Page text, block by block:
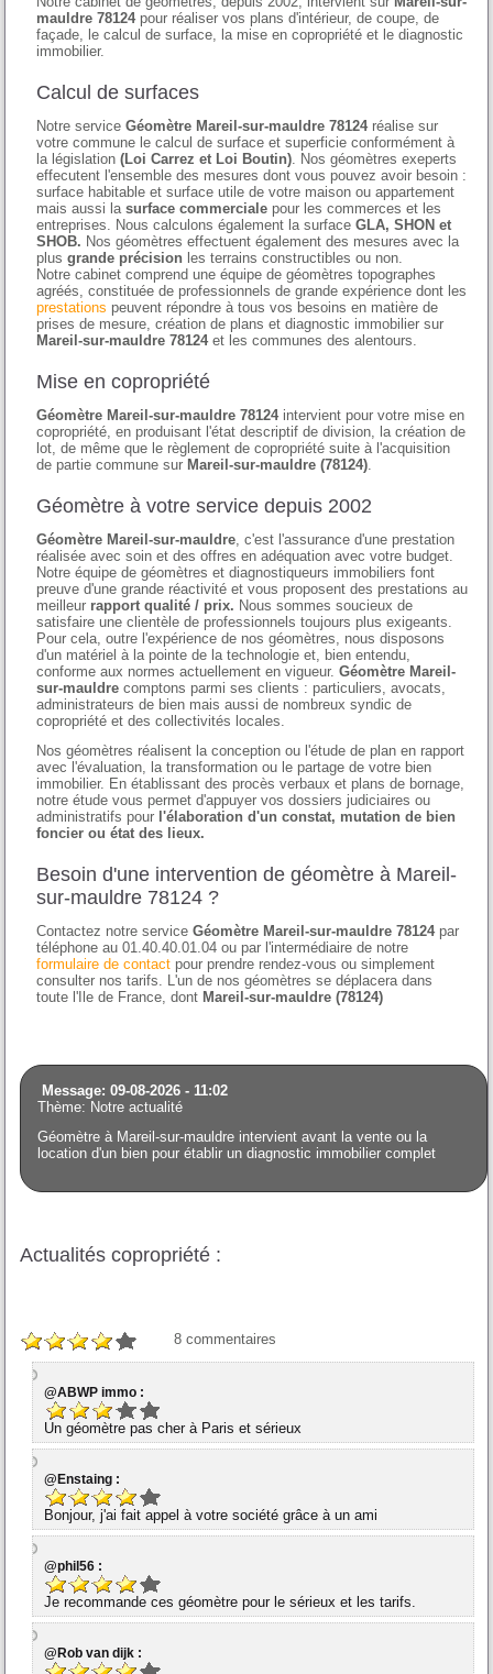
mauldre 78124pour réaliser vos plans d'intérieur, de coupe, de
façade, le calcul de surface, la mise en copropriété et le diagnostic
immobilier.
Calcul de surfaces
Notre serviceGéomètre Mareil-sur-mauldre 78124réalise sur
votre commune le calcul de surface et superficie conformément à
la législation(Loi Carrez et Loi Boutin) . Nos géomètres exeperts
effecutent l'ensemble des mesures dont vous pouvez avoir besoin :
surface habitable et surface utile de votre maison ou appartement
mais aussi lasurface commerciale pour les commerces et les
entreprises. Nous calculons également la surfaceGLA, SHON et
SHOB. Nos géomètres effectuent également des mesures avec la
plusgrande précision les terrains constructibles ou non.
Notre cabinet comprend une équipe de géomètres topographes
agréés, constituée de professionnels de grande expérience dont les
prestations peuvent répondre à tous vos besoins en matière de
prises de mesure, création de plans et diagnostic immobilier sur
Mareil-sur-mauldre 78124et les communes des alentours.
Mise en copropriété
Géomètre Mareil-sur-mauldre 78124intervient pour votre mise en
copropriété, en produisant l'état descriptif de division, la création de
lot, de même que le règlement de copropriété suite à l'acquisition
de partie commune sur Mareil-sur-mauldre (78124)
Géomètre à votre service depuis 2002
Géomètre Mareil-sur-mauldre , c'est l'assurance d'une prestation
réalisée avec soin et des offres en adéquation avec votre budget.
Notre équipe de géomètres et diagnostiqueurs immobiliers font
preuve d'une grande réactivité et vous proposent des prestations au
meilleur rapport qualité / prix. Nous sommes soucieux de
satisfaire une clientèle de professionnels toujours plus exigeants.
Pour cela, outre l'expérience de nos géomètres, nous disposons
d'un matériel à la pointe de la technologie et, bien entendu,
conforme aux normes actuellement en vigueur.Géomètre Mareil-
sur-mauldre comptons parmi ses clients : particuliers, avocats,
administrateurs de bien mais aussi de nombreux syndic de
copropriété et des collectivités locales.
Nos géomètres réalisent la conception ou l'étude de plan en rapport
avec l'évaluation, la transformation ou le partage de votre bien
immobilier. En établissant des procès verbaux et plans de bornage,
notre étude vous permet d'appuyer vos dossiers judiciaires ou
administratifs pour l'élaboration d'un constat, mutation de bien
foncier ou état des lieux.
Besoin d'une intervention de géomètre à Mareil-
sur-mauldre 78124 ?
Contactez notre serviceGéomètre Mareil-sur-mauldre 78124par
téléphone au 01.40.40.01.04 ou par l'intermédiaire de notre
formulaire de contact pour prendre rendez-vous ou simplement
consulter nos tarifs. L'un de nos géomètres se déplacera dans
toute l'Ile de France, dont Mareil-sur-mauldre (78124)
Message: 09-08-2026 - 11:02
Thème: Notre actualité
Géomètre à Mareil-sur-mauldre intervient avant la vente ou la
location d'un bien pour établir un diagnostic immobilier complet
Actualités copropriété :
8 commentaires
@ABWP immo :
Un géomètre pas cher à Paris et sérieux
@Enstaing :
Bonjour, j'ai fait appel à votre société grâce à un ami
@phil56 :
Je recommande ces géomètre pour le sérieux et les tarifs.
@Rob van dijk :